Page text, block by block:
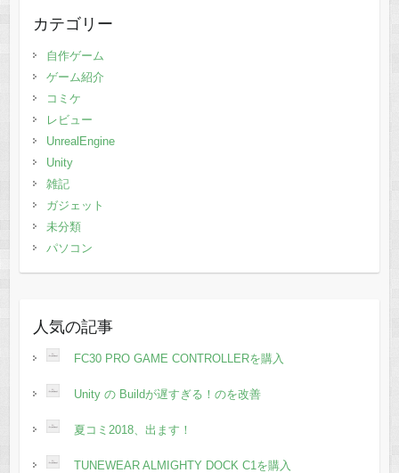
カテゴリー
自作ゲーム
ゲーム紹介
コミケ
レビュー
UnrealEngine
Unity
雑記
ガジェット
未分類
パソコン
人気の記事
FC30 PRO GAME CONTROLLERを購入
Unity の Buildが遅すぎる！のを改善
夏コミ2018、出ます！
TUNEWEAR ALMIGHTY DOCK C1を購入